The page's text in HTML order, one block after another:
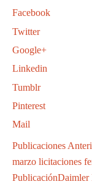
Facebook
Twitter
Google+
Linkedin
Tumblr
Pinterest
Mail
Publicaciones
marzo licitaciones
PublicaciónDaimler